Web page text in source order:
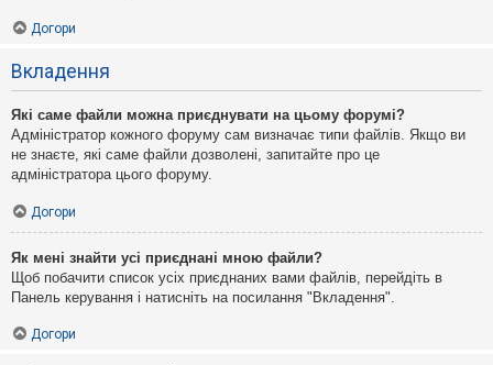
Догори
Вкладення
Які саме файли можна приєднувати на цьому форумі?
Адміністратор кожного форуму сам визначає типи файлів. Якщо ви
не знаєте, які саме файли дозволені, запитайте про це
адміністратора цього форуму.
Догори
Як мені знайти усі приєднані мною файли?
Щоб побачити список усіх приєднаних вами файлів, перейдіть в
Панель керування і натисніть на посилання "Вкладення".
Догори